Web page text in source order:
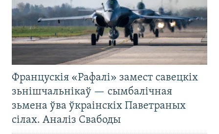
Францускія «Рафалі» замест савецкіх
зьнішчальнікаў — сымбалічная
зьмена ўва ўкраінскіх Паветраных
сілах. Аналіз Свабоды